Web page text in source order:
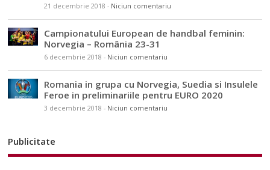
21 decembrie 2018 - Niciun comentariu
Campionatului European de handbal feminin:
Norvegia – România 23-31
6 decembrie 2018 - Niciun comentariu
Romania in grupa cu Norvegia, Suedia si Insulele
Feroe in preliminariile pentru EURO 2020
3 decembrie 2018 - Niciun comentariu
Publicitate